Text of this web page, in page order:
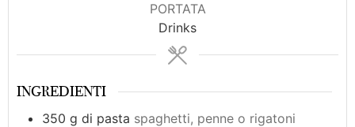
PORTATA
Drinks
INGREDIENTI
350 g di pasta spaghetti, penne o rigatoni